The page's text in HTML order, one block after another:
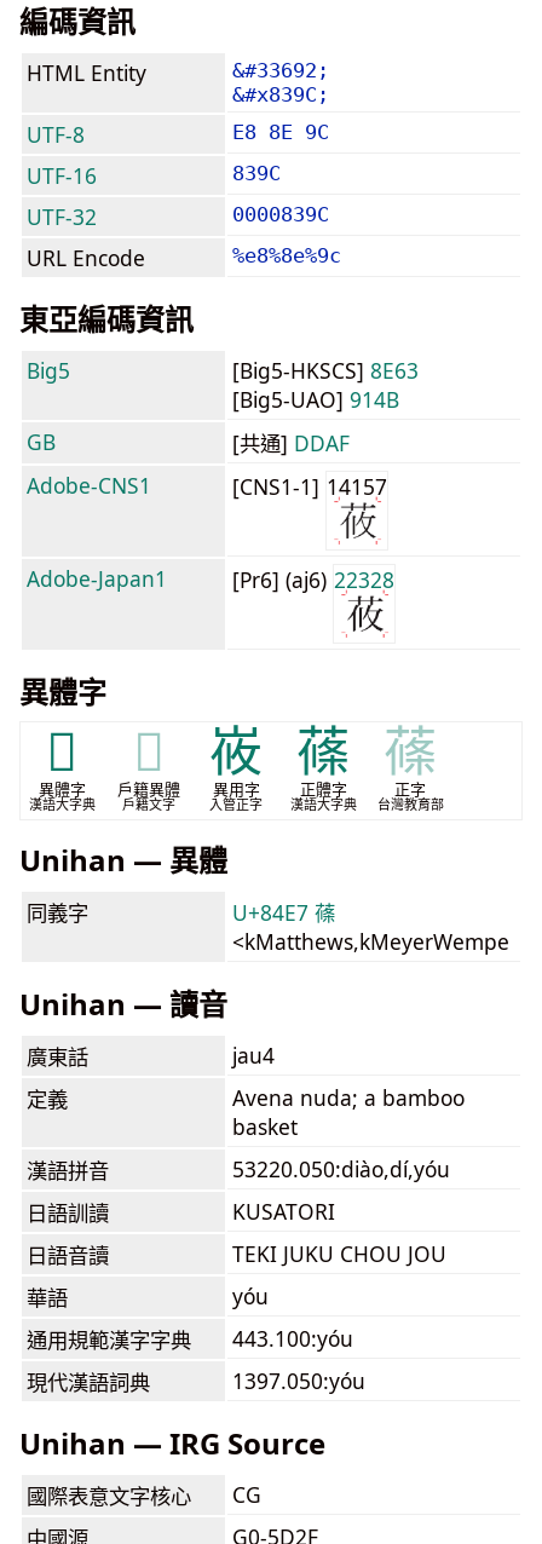
編碼資訊
HTML Entity
&#33692;
&#x839C;
UTF-8 E8 8E 9C
UTF-16 839C
UTF-32 0000839C
URL Encode %e8%8e%9c
東亞編碼資訊
Big5 [Big5-HKSCS] 8E63
[Big5-UAO] 914B
GB
[共通] DDAF
Adobe-CNS1
[CNS1-1] 14157
Adobe-Japan1 [Pr6] (aj6) 22328
異體字
𦰞
異體字
漢語大字典
𦰞
戶籍異體
戶籍文字
峳
異用字
入管正字
蓧
正體字
漢語大字典
蓧
正字
台灣教育部
Unihan — 異體
同義字
U+84E7 蓧
<kMatthews,kMeyerWempe
Unihan — 讀音
廣東話
jau4
定義
Avena nuda; a bamboo
basket
漢語拼音
53220.050:diào,dí,yóu
日語訓讀
KUSATORI
日語音讀
TEKI JUKU CHOU JOU
華語
yóu
通用規範漢字字典
443.100:yóu
現代漢語詞典
1397.050:yóu
Unihan — IRG Source
國際表意文字核心
CG
中國源
G0-5D2F